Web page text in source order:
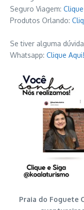
Seguro Viagem:
Produtos Orlando:
Se tiver alguma
Whatsapp: Clique Aqui!
Praia do Foguete